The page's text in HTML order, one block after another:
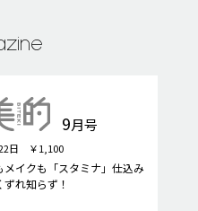
9月号
日 ￥1,100
メイクも「スタミナ」仕込み
ずれ知らず！